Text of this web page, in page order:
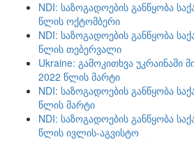
NDI: საზოგადოების განწყობა
წლის ოქტომბერი
NDI: საზოგადოების განწყობა
წლის თებერვალი
Ukraine: გამოკითხვა უკრაინაში
2022 წლის მარტი
NDI: საზოგადოების განწყობა
წლის მარტი
NDI: საზოგადოების განწყობა
წლის ივლის-აგვისტო